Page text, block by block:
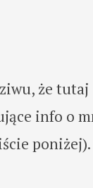
że
info o
poniżej).